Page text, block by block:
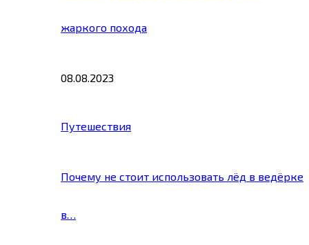
жаркого похода
08.08.2023
Путешествия
Почему не стоит использовать лёд в ведёрке
в…